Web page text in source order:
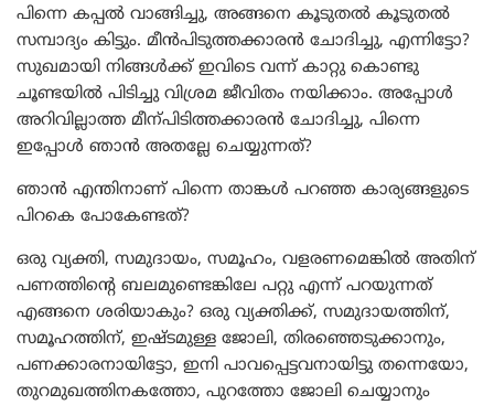
പിന്നെ കപ്പൽ വാങ്ങിച്ചു, അങ്ങനെ കൂടുതൽ കൂടുതൽ
സമ്പാദ്യം കിട്ടും. മീൻപിടുത്തക്കാരൻ ചോദിച്ചു, എന്നിട്ടോ?
സുഖമായി നിങ്ങൾക്ക് ഇവിടെ വന്ന് കാറ്റു കൊണ്ടു
ചൂണ്ടയിൽ പിടിച്ചു വിശ്രമ ജീവിതം നയിക്കാം. അപ്പോൾ
അറിവില്ലാത്ത മീന്പിടിത്തക്കാരൻ ചോദിച്ചു, പിന്നെ
ഇപ്പോൾ ഞാൻ അതല്ലേ ചെയ്യുന്നത്?
ഞാൻ എന്തിനാണ് പിന്നെ താങ്കൾ പറഞ്ഞ കാര്യങ്ങളുടെ
പിറകെ പോകേണ്ടത്?
ഒരു വ്യക്തി, സമുദായം, സമൂഹം, വളരണമെങ്കിൽ അതിന്
പണത്തിന്റെ ബലമുണ്ടെങ്കിലേ പറ്റു എന്ന് പറയുന്നത്
എങ്ങനെ ശരിയാകും? ഒരു വ്യക്തിക്ക്, സമുദായത്തിന്,
സമൂഹത്തിന്, ഇഷ്ടമുള്ള ജോലി, തിരഞ്ഞെടുക്കാനും,
പണക്കാരനായിട്ടോ, ഇനി പാവപ്പെട്ടവനായിട്ടു തന്നെയോ,
തുറമുഖത്തിനകത്തോ, പുറത്തോ ജോലി ചെയ്യാനും